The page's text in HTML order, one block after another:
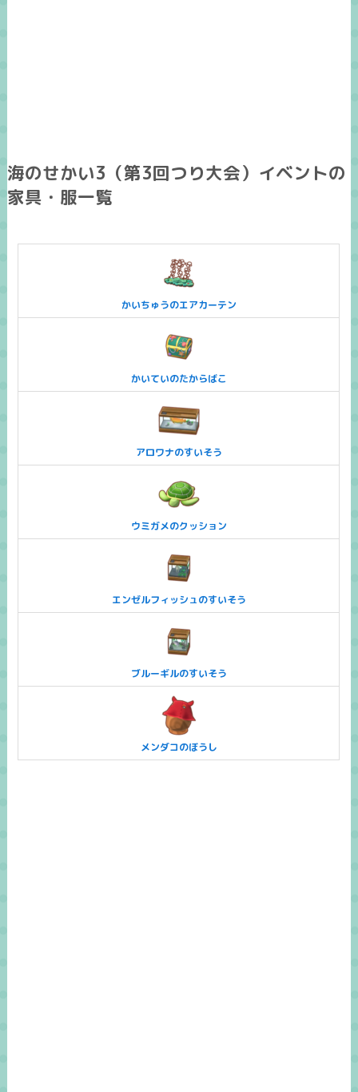
海のせかい3（第3回つり大会）イベントの
家具・服一覧
かいちゅうのエアカーテン
かいていのたからばこ
アロワナのすいそう
ウミガメのクッション
エンゼルフィッシュのすいそう
ブルーギルのすいそう
メンダコのぼうし